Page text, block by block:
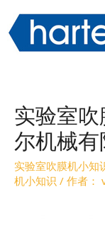
实验室
尔机械有
实验室吹膜机小知
机小知识 / 作者：